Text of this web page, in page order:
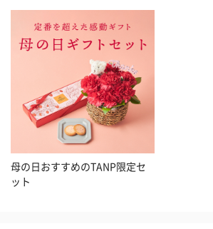
母の日おすすめのTANP限定セ
ット